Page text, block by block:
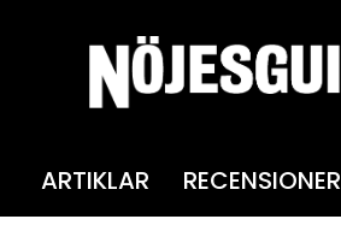
ARTIKLAR RECENSIONER